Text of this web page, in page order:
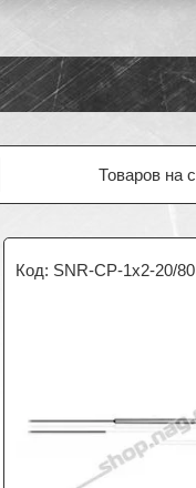
SNR-CP-1x2-20/80